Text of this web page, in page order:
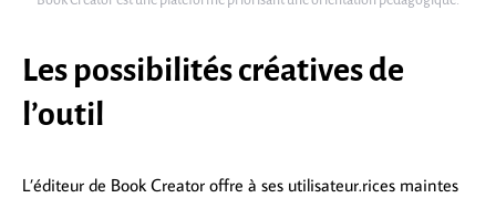
Les possibilités créatives de
l’outil
L’éditeur de Book Creator offre à ses utilisateur.rices maintes